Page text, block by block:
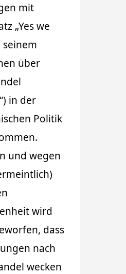
mit
„Yes we
seinem
über
in der
Politik
und wegen
wird
dass
nach
wecken